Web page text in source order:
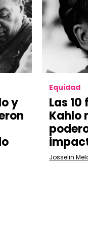
y
Equidad
Las
Kahlo
Josselin